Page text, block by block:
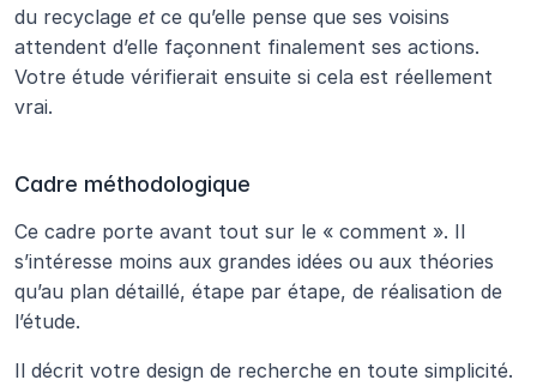
du recyclage et ce qu’elle pense que ses voisins
attendent d’elle façonnent finalement ses actions.
Votre étude vérifierait ensuite si cela est réellement
vrai.
Cadre méthodologique
Ce cadre porte avant tout sur le « comment ». Il
s’intéresse moins aux grandes idées ou aux théories
qu’au plan détaillé, étape par étape, de réalisation de
l’étude.
Il décrit votre design de recherche en toute simplicité.